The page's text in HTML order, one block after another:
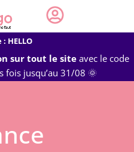
HELLO
sur tout le site avec le code
fois jusqu’au 31/08 🌞